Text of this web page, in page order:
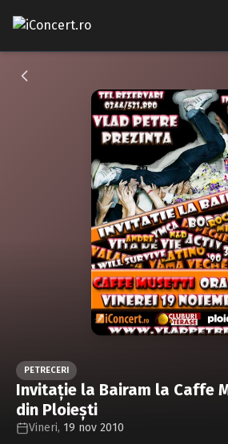
CONCERTE
Caută în site...
PETRECERI
Invitaţie la Bairam la Caffe
din Ploieşti
Vineri, 19 nov 2010